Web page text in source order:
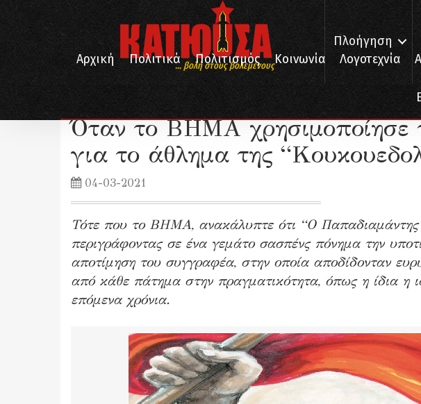
... βολή στους βολεμένους
Πλοήγηση
Αρχική
Πολιτικά Πολιτισμός Κοινωνία Λογοτεχνία
Λογοτεχνία Όταν το ΒΗΜΑ χρησιμοποίησε τον Παπαδιαμάντη για το άθλημα
Όταν το ΒΗΜΑ χρησιμοποίησε
για το άθλημα της
04-03-2021
Τότε που το ΒΗΜΑ, ανακάλυπτε ότι “Ο Παπαδιαμάντης
περιγράφοντας σε ένα γεμάτο σασπένς πόνημα την
αποτίμηση του συγγραφέα, στην οποία αποδίδονταν
από κάθε πάτημα στην πραγματικότητα, όπως η ίδια η
επόμενα χρόνια.